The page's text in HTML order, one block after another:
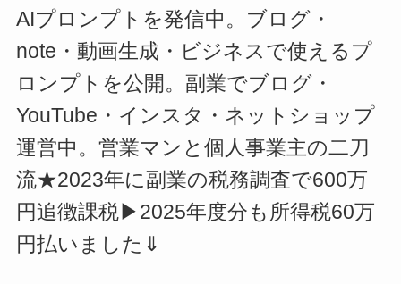
AIプロンプトを発信中。ブログ・
note・動画生成・ビジネスで使えるプ
ロンプトを公開。副業でブログ・
YouTube・インスタ・ネットショップ
運営中。営業マンと個人事業主の二刀
流★2023年に副業の税務調査で600万
円追徴課税▶2025年度分も所得税60万
円払いました⇓